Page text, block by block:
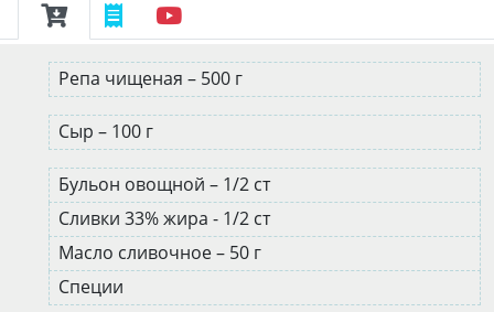
Репа чищеная – 500 г
Сыр – 100 г
Бульон овощной – 1/2 ст
Сливки 33% жира - 1/2 ст
Масло сливочное – 50 г
Специи